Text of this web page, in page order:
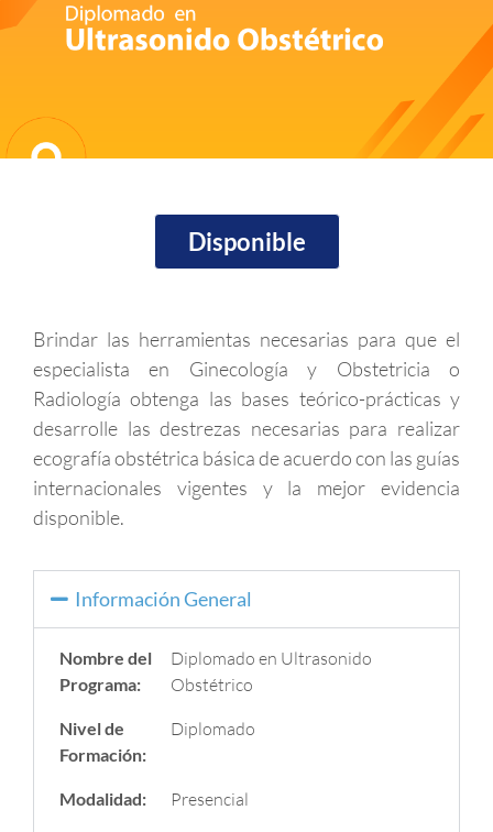
Disponible
Brindar las herramientas necesarias para que el
especialista en Ginecología y Obstetricia o
Radiología obtenga las bases teórico-prácticas y
desarrolle las destrezas necesarias para realizar
ecografía obstétrica básica de acuerdo con las guías
internacionales vigentes y la mejor evidencia
disponible.
Información General
Nombre del
Programa:
Diplomado en Ultrasonido
Obstétrico
Nivel de
Formación:
Diplomado
Modalidad: Presencial